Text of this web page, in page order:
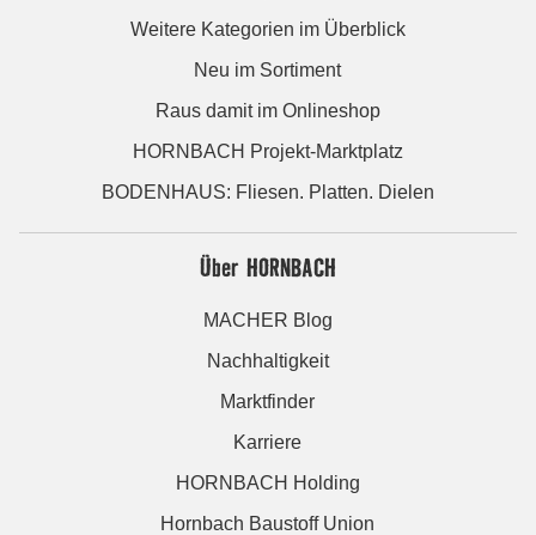
Weitere Kategorien im Überblick
Neu im Sortiment
Raus damit im Onlineshop
HORNBACH Projekt-Marktplatz
BODENHAUS: Fliesen. Platten. Dielen
Über HORNBACH
MACHER Blog
Nachhaltigkeit
Marktfinder
Karriere
HORNBACH Holding
Hornbach Baustoff Union